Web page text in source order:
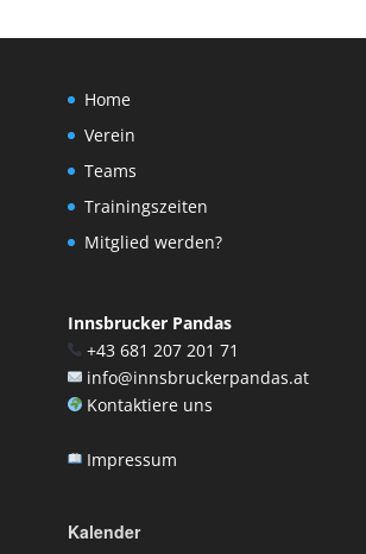
Home
Verein
Teams
Trainingszeiten
Mitglied werden?
Innsbrucker Pandas
+43 681 207 201 71
info@innsbruckerpandas.at
Kontaktiere uns
Impressum
Kalender